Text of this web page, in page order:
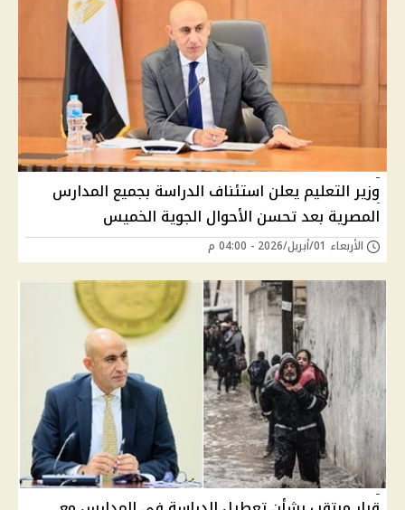
وزير التعليم يعلن استئناف الدراسة بجميع المدارس
المصرية بعد تحسن الأحوال الجوية الخميس
الأربعاء 01/أبريل/2026 - 04:00 م